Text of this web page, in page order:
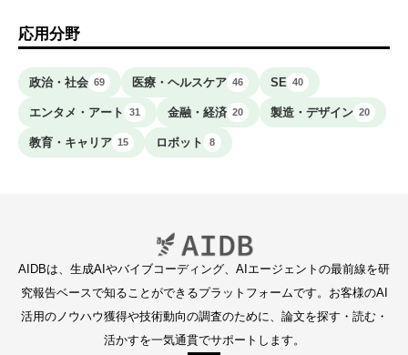
応用分野
政治・社会 69 医療・ヘルスケア 46 SE 40
エンタメ・アート 31 金融・経済 20 製造・デザイン 20
教育・キャリア 15 ロボット 8
AIDBは、生成AIやバイブコーディング、AIエージェントの最前線を研
究報告ベースで知ることができるプラットフォームです。お客様のAI
活用のノウハウ獲得や技術動向の調査のために、論文を探す・読む・
活かすを一気通貫でサポートします。